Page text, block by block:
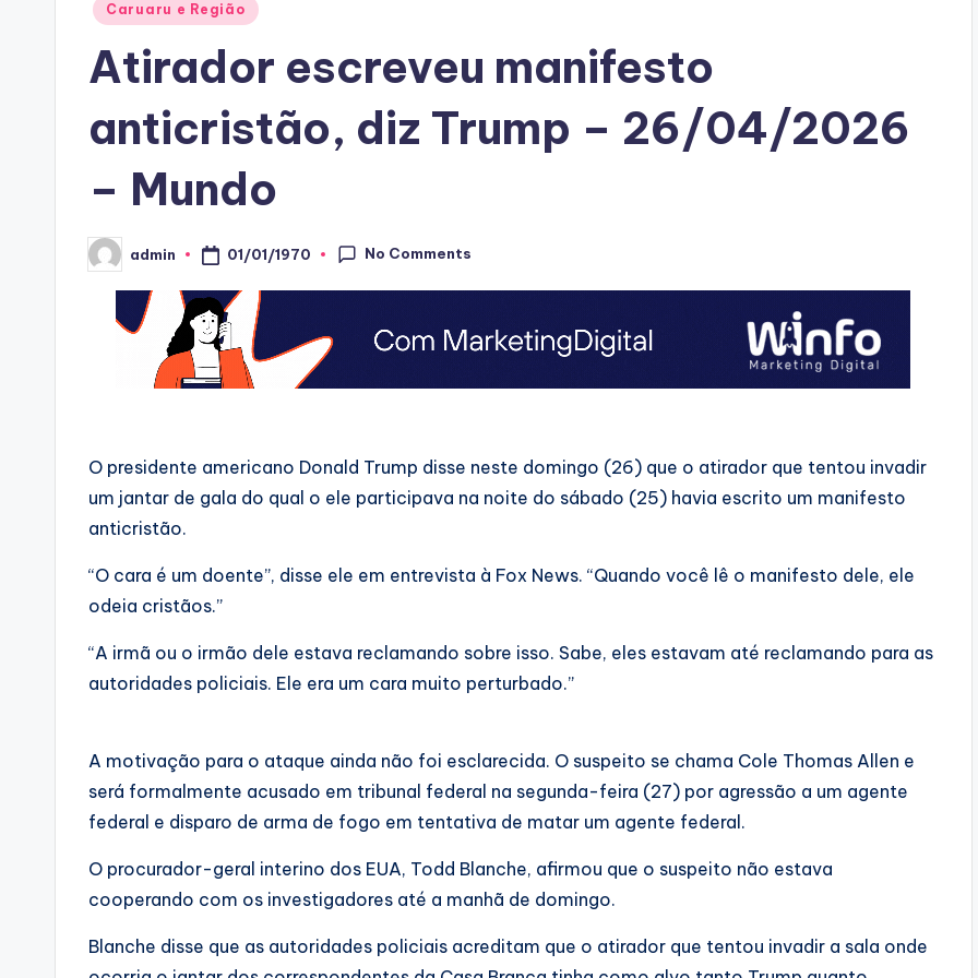
Posted
Caruaru e Região
Atirador escreveu manifesto
anticristão, diz Trump – 26/04/2026
– Mundo
Posted
by
admin 01/01/1970 No Comments
O presidente americano Donald Trump disse neste domingo (26) que o atirador que tentou invadir
um jantar de gala do qual o ele participava na noite do sábado (25) havia escrito um manifesto
anticristão.
“O cara é um doente”, disse ele em entrevista à Fox News. “Quando você lê o manifesto dele, ele
odeia cristãos.”
“A irmã ou o irmão dele estava reclamando sobre isso. Sabe, eles estavam até reclamando para as
autoridades policiais. Ele era um cara muito perturbado.”
A motivação para o ataque ainda não foi esclarecida. O suspeito se chama Cole Thomas Allen e
será formalmente acusado em tribunal federal na segunda-feira (27) por agressão a um agente
federal e disparo de arma de fogo em tentativa de matar um agente federal.
O procurador-geral interino dos EUA, Todd Blanche, afirmou que o suspeito não estava
cooperando com os investigadores até a manhã de domingo.
Blanche disse que as autoridades policiais acreditam que o atirador que tentou invadir a sala onde